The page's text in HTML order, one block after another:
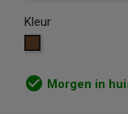
Kleur
check_circle Morgen in